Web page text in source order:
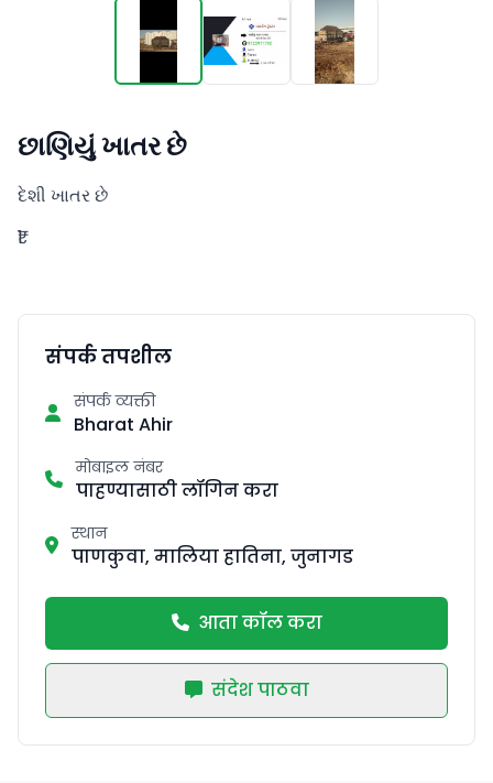
છાણિયું ખાતર છે
દેશી ખાતર છે
₹1
संपर्क तपशील
संपर्क व्यक्ती
Bharat Ahir
मोबाइल नंबर
पाहण्यासाठी लॉगिन करा
स्थान
पाणकुवा, मालिया हातिना, जुनागड
आता कॉल करा
संदेश पाठवा